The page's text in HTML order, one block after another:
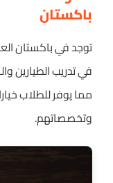
باكستان
توجد في باكستان
في تدريب الطيارين
مما يوفر للطلاب
وتخصصاتهم.